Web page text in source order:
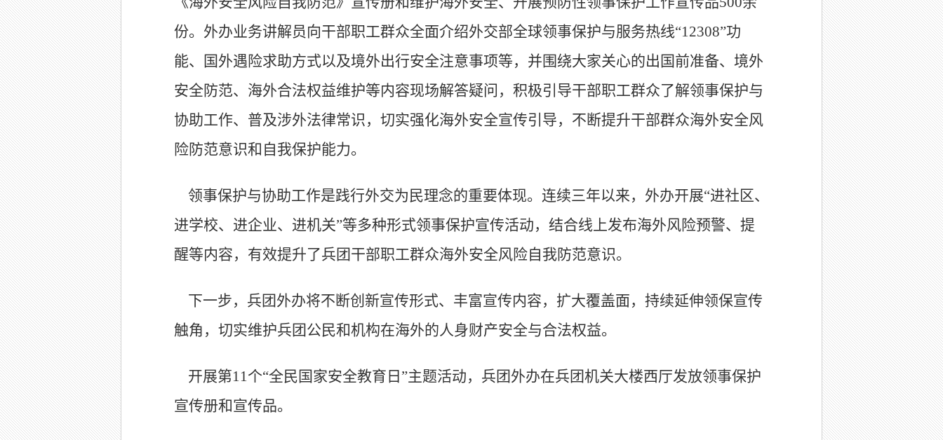
份。外办业务讲解员向干部职工群众全面介绍外交部全球领事保护与服务热线“12308”功
能、国外遇险求助方式以及境外出行安全注意事项等，并围绕大家关心的出国前准备、境外
安全防范、海外合法权益维护等内容现场解答疑问，积极引导干部职工群众了解领事保护与
协助工作、普及涉外法律常识，切实强化海外安全宣传引导，不断提升干部群众海外安全风
险防范意识和自我保护能力。
领事保护与协助工作是践行外交为民理念的重要体现。连续三年以来，外办开展“进社区、
进学校、进企业、进机关”等多种形式领事保护宣传活动，结合线上发布海外风险预警、提
醒等内容，有效提升了兵团干部职工群众海外安全风险自我防范意识。
下一步，兵团外办将不断创新宣传形式、丰富宣传内容，扩大覆盖面，持续延伸领保宣传
触角，切实维护兵团公民和机构在海外的人身财产安全与合法权益。
开展第11个“全民国家安全教育日”主题活动，兵团外办在兵团机关大楼西厅发放领事保护
宣传册和宣传品。